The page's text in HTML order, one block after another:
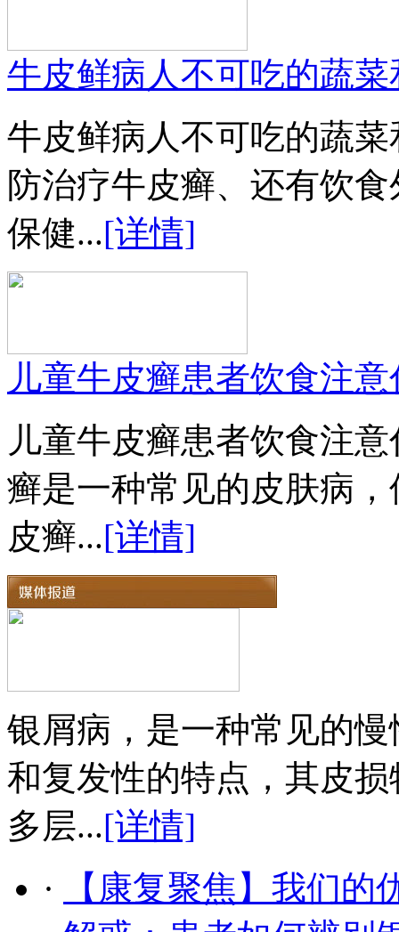
牛皮鲜病人不可吃的蔬菜
牛皮鲜病人不可吃的蔬
防治疗牛皮癣、还有饮
保健...[详情]
儿童牛皮癣患者饮食注意
儿童牛皮癣患者饮食注
癣是一种常见的皮肤病
皮癣...[详情]
银屑病，是一种常见的
和复发性的特点，其皮
多层...[详情]
·
【康复聚焦】我们的